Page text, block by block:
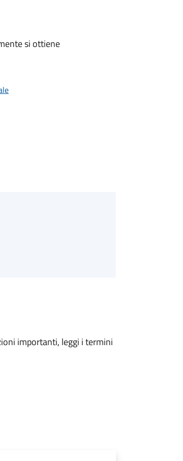
si ottiene
importanti, leggi i termini